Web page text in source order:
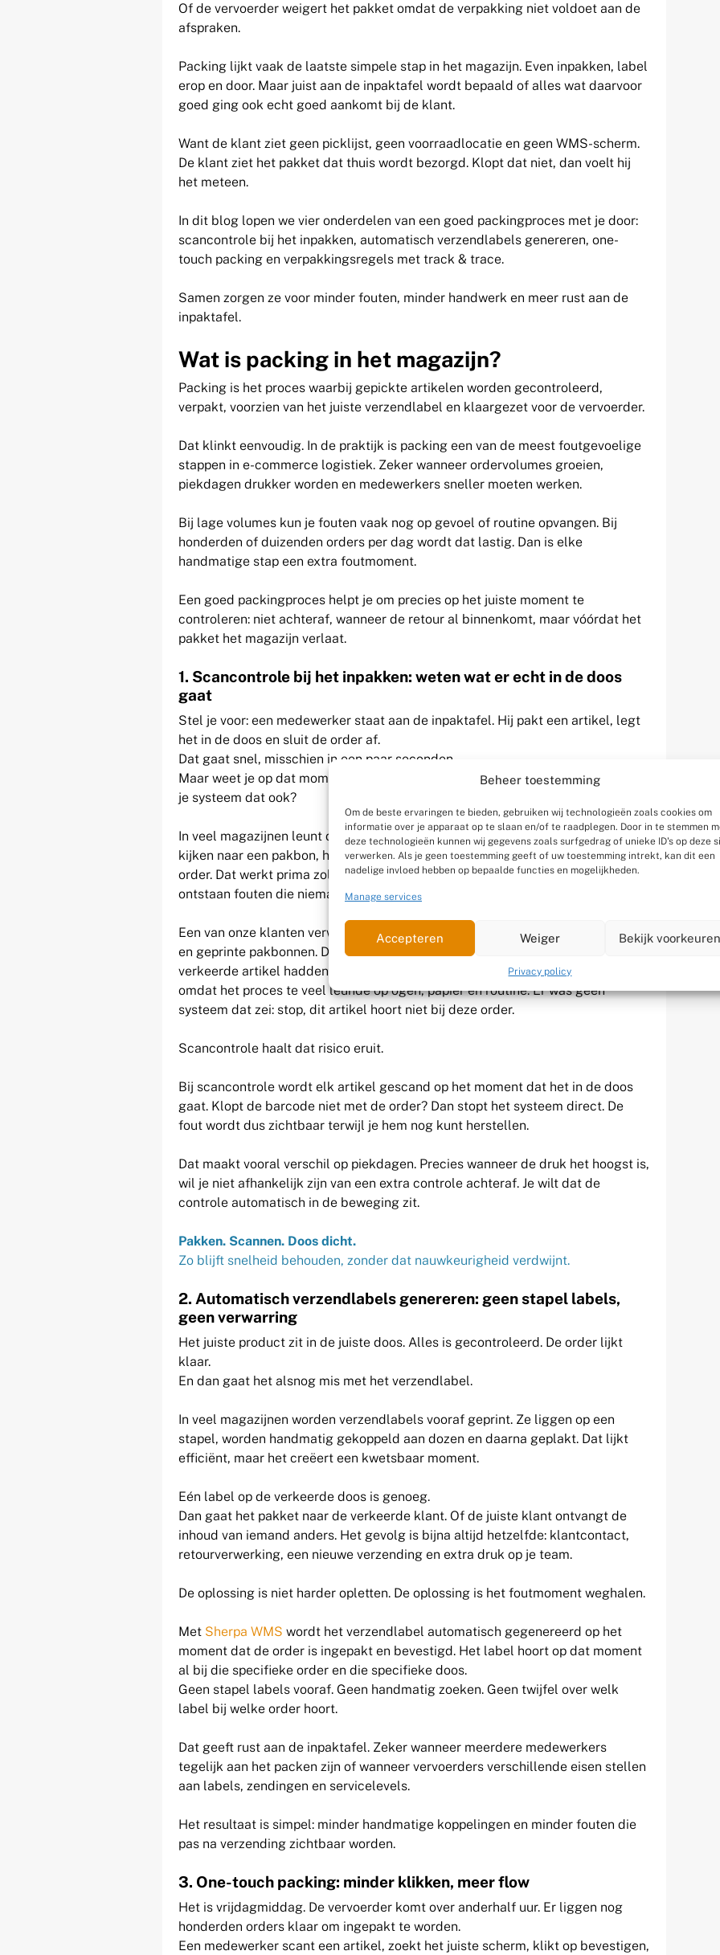
Beheer toestemming
Om de beste ervaringen te bieden, gebruiken wij technologieën zoals cookies om
informatie over je apparaat op te slaan en/of te raadplegen. Door in te stemmen
deze technologieën kunnen wij gegevens zoals surfgedrag of unieke ID's op deze
verwerken. Als je geen toestemming geeft of uw toestemming intrekt, kan dit een
nadelige invloed hebben op bepaalde functies en mogelijkheden.
Manage services
Accepteren Weiger Bekijk
Privacy policy
Of de vervoerder weigert het pakket omdat de verpakking niet voldoet aan de
afspraken.
Packing lijkt vaak de laatste simpele stap in het magazijn. Even inpakken, label
erop en door. Maar juist aan de inpaktafel wordt bepaald of alles wat daarvoor
goed ging ook echt goed aankomt bij de klant.
Want de klant ziet geen picklijst, geen voorraadlocatie en geen WMS-scherm.
De klant ziet het pakket dat thuis wordt bezorgd. Klopt dat niet, dan voelt hij
het meteen.
In dit blog lopen we vier onderdelen van een goed packingproces met je door:
scancontrole bij het inpakken, automatisch verzendlabels genereren, one-
touch packing en verpakkingsregels met track & trace.
Samen zorgen ze voor minder fouten, minder handwerk en meer rust aan de
inpaktafel.
Wat is packing in het magazijn?
Packing is het proces waarbij gepickte artikelen worden gecontroleerd,
verpakt, voorzien van het juiste verzendlabel en klaargezet voor de vervoerder.
Dat klinkt eenvoudig. In de praktijk is packing een van de meest foutgevoelige
stappen in e-commerce logistiek. Zeker wanneer ordervolumes groeien,
piekdagen drukker worden en medewerkers sneller moeten werken.
Bij lage volumes kun je fouten vaak nog op gevoel of routine opvangen. Bij
honderden of duizenden orders per dag wordt dat lastig. Dan is elke
handmatige stap een extra foutmoment.
Een goed packingproces helpt je om precies op het juiste moment te
controleren: niet achteraf, wanneer de retour al binnenkomt, maar vóórdat het
pakket het magazijn verlaat.
1. Scancontrole bij het inpakken: weten wat er echt in de doos
gaat
Stel je voor: een medewerker staat aan de inpaktafel. Hij pakt een artikel, legt
het in de doos en sluit de order af.
Dat gaat snel, misschien in een paar seconden.
Maar weet je op dat moment zeker dat het juiste artikel in de doos zit? En weet
je systeem dat ook?
In veel magazijnen leunt deze stap nog sterk op visuele controle. Medewerkers
kijken naar een pakbon, herkennen het product en gaan door naar de volgende
order. Dat werkt prima zolang het rustig is. Maar zodra de druk oploopt,
ontstaan fouten die niemand direct ziet.
Een van onze klanten verwerkte dagelijks zo’n 500 orders op visuele controle
en geprinte pakbonnen. Dat ging lang goed. Tot klanten meldden dat ze het
verkeerde artikel hadden ontvangen. Niet omdat het team slordig werkte, maar
omdat het proces te veel leunde op ogen, papier en routine. Er was geen
systeem dat zei: stop, dit artikel hoort niet bij deze order.
Scancontrole haalt dat risico eruit.
Bij scancontrole wordt elk artikel gescand op het moment dat het in de doos
gaat. Klopt de barcode niet met de order? Dan stopt het systeem direct. De
fout wordt dus zichtbaar terwijl je hem nog kunt herstellen.
Dat maakt vooral verschil op piekdagen. Precies wanneer de druk het hoogst is,
wil je niet afhankelijk zijn van een extra controle achteraf. Je wilt dat de
controle automatisch in de beweging zit.
Pakken. Scannen. Doos dicht.
Zo blijft snelheid behouden, zonder dat nauwkeurigheid verdwijnt.
2. Automatisch verzendlabels genereren: geen stapel labels,
geen verwarring
Het juiste product zit in de juiste doos. Alles is gecontroleerd. De order lijkt
klaar.
En dan gaat het alsnog mis met het verzendlabel.
In veel magazijnen worden verzendlabels vooraf geprint. Ze liggen op een
stapel, worden handmatig gekoppeld aan dozen en daarna geplakt. Dat lijkt
efficiënt, maar het creëert een kwetsbaar moment.
Eén label op de verkeerde doos is genoeg.
Dan gaat het pakket naar de verkeerde klant. Of de juiste klant ontvangt de
inhoud van iemand anders. Het gevolg is bijna altijd hetzelfde: klantcontact,
retourverwerking, een nieuwe verzending en extra druk op je team.
De oplossing is niet harder opletten. De oplossing is het foutmoment weghalen.
Met Sherpa WMS wordt het verzendlabel automatisch gegenereerd op het
moment dat de order is ingepakt en bevestigd. Het label hoort op dat moment
al bij die specifieke order en die specifieke doos.
Geen stapel labels vooraf. Geen handmatig zoeken. Geen twijfel over welk
label bij welke order hoort.
Dat geeft rust aan de inpaktafel. Zeker wanneer meerdere medewerkers
tegelijk aan het packen zijn of wanneer vervoerders verschillende eisen stellen
aan labels, zendingen en servicelevels.
Het resultaat is simpel: minder handmatige koppelingen en minder fouten die
pas na verzending zichtbaar worden.
3. One-touch packing: minder klikken, meer flow
Het is vrijdagmiddag. De vervoerder komt over anderhalf uur. Er liggen nog
honderden orders klaar om ingepakt te worden.
Een medewerker scant een artikel, zoekt het juiste scherm, klikt op bevestigen,